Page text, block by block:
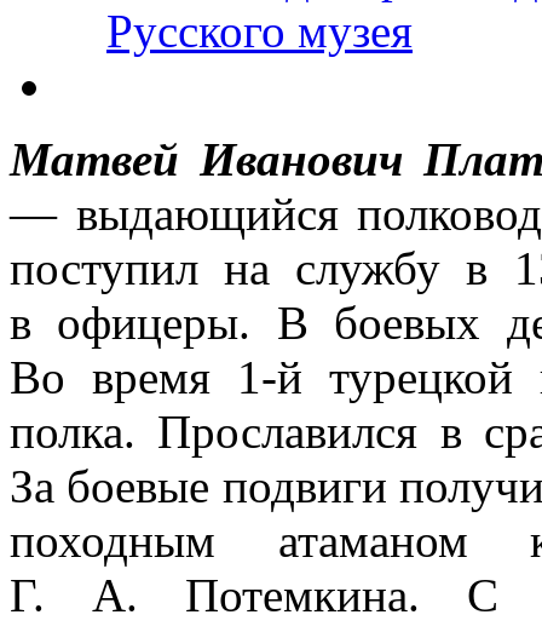
Русского музея
Матвей Иванович
— выдающийся
поступил на службу в
в офицеры. В боевых
Во время 1-й турецкой
полка. Прославился в
За боевые подвиги
походным атаманом
Г. А. Потемкина. С